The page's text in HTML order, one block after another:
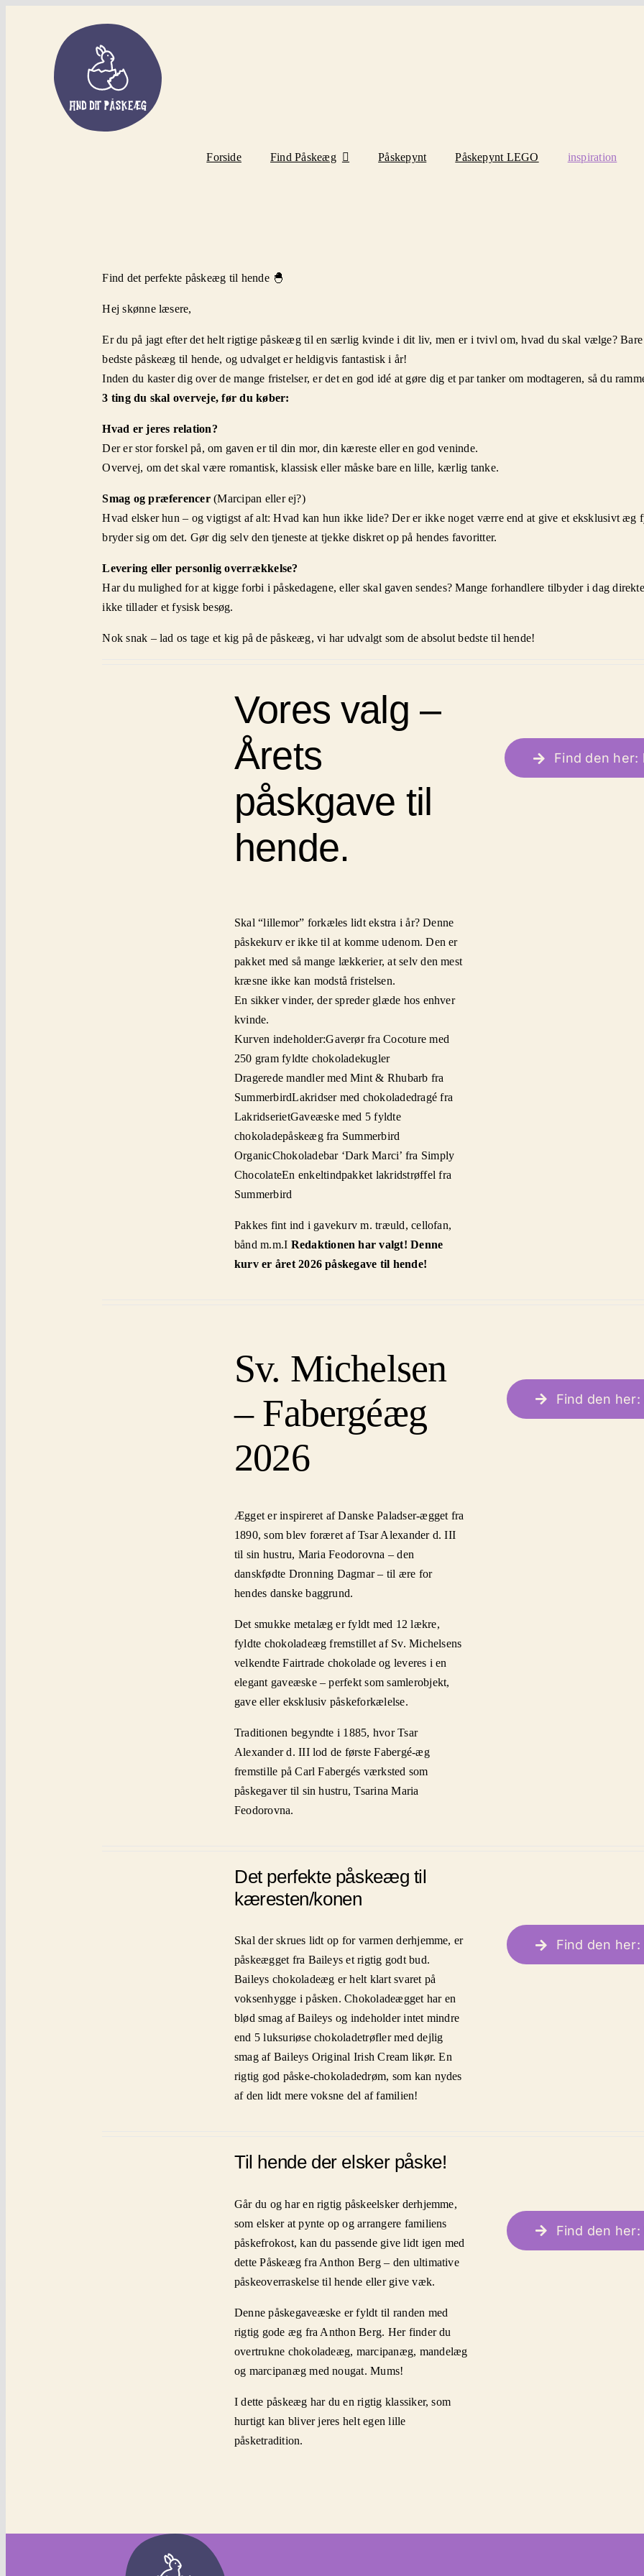
Forside Find Påskeæg Påskepynt Påskepynt LEGO inspiration
Find det perfekte påskeæg til hende 🐣
Hej skønne læsere,
Er du på jagt efter det helt rigtige påskeæg til en særlig kvinde i dit liv, men er i tvivl om, hvad du skal vælge?
bedste påskeæg til hende, og udvalget er heldigvis fantastisk i år!
Inden du kaster dig over de mange fristelser, er det en god idé at gøre dig et par tanker om modtageren, så du
3 ting du skal overveje, før du køber:
Hvad er jeres relation?
Der er stor forskel på, om gaven er til din mor, din kæreste eller en god veninde.
Overvej, om det skal være romantisk, klassisk eller måske bare en lille, kærlig tanke.
Smag og præferencer(Marcipan eller ej?)
Hvad elsker hun – og vigtigst af alt: Hvad kan hun ikke lide? Der er ikke noget værre end at give et eksklusivt æg
bryder sig om det. Gør dig selv den tjeneste at tjekke diskret op på hendes favoritter.
Levering eller personlig overrækkelse?
Har du mulighed for at kigge forbi i påskedagene, eller skal gaven sendes? Mange forhandlere tilbyder i dag
ikke tillader et fysisk besøg.
Nok snak – lad os tage et kig på de påskeæg, vi har udvalgt som de absolut bedste til hende!
Vores valg –
Årets
påskgave til
hende.
Skal “lillemor” forkæles lidt ekstra i år? Denne
påskekurv er ikke til at komme udenom. Den er
pakket med så mange lækkerier, at selv den mest
kræsne ikke kan modstå fristelsen.
En sikker vinder, der spreder glæde hos enhver
kvinde.
Kurven indeholder:Gaverør fra Cocoture med
250 gram fyldte chokoladekugler
Dragerede mandler med Mint & Rhubarb fra
SummerbirdLakridser med chokoladedragé fra
LakridserietGaveæske med 5 fyldte
chokoladepåskeæg fra Summerbird
OrganicChokoladebar ‘Dark Marci’ fra Simply
ChocolateEn enkeltindpakket lakridstrøffel fra
Summerbird
Pakkes fint ind i gavekurv m. træuld, cellofan,
bånd m.m.I Redaktionen har valgt! Denne
kurv er året 2026 påskegave til hende!
Find den her:
Sv. Michelsen
– Fabergéæg
2026
Ægget er inspireret af Danske Paladser-ægget fra
1890, som blev foræret af Tsar Alexander d. III
til sin hustru, Maria Feodorovna – den
danskfødte Dronning Dagmar – til ære for
hendes danske baggrund.
Det smukke metalæg er fyldt med 12 lækre,
fyldte chokoladeæg fremstillet af Sv. Michelsens
velkendte Fairtrade chokolade og leveres i en
elegant gaveæske – perfekt som samlerobjekt,
gave eller eksklusiv påskeforkælelse.
Traditionen begyndte i 1885, hvor Tsar
Alexander d. III lod de første Fabergé-æg
fremstille på Carl Fabergés værksted som
påskegaver til sin hustru, Tsarina Maria
Feodorovna.
Find den her:
Det perfekte påskeæg til
kæresten/konen
Skal der skrues lidt op for varmen derhjemme, er
påskeægget fra Baileys et rigtig godt bud.
Baileys chokoladeæg er helt klart svaret på
voksenhygge i påsken. Chokoladeægget har en
blød smag af Baileys og indeholder intet mindre
end 5 luksuriøse chokoladetrøfler med dejlig
smag af Baileys Original Irish Cream likør. En
rigtig god påske-chokoladedrøm, som kan nydes
af den lidt mere voksne del af familien!
Find den her:
Til hende der elsker påske!
Går du og har en rigtig påskeelsker derhjemme,
som elsker at pynte op og arrangere familiens
påskefrokost, kan du passende give lidt igen med
dette Påskeæg fra Anthon Berg – den ultimative
påskeoverraskelse til hende eller give væk.
Denne påskegaveæske er fyldt til randen med
rigtig gode æg fra Anthon Berg. Her finder du
overtrukne chokoladeæg, marcipanæg, mandelæg
og marcipanæg med nougat. Mums!
I dette påskeæg har du en rigtig klassiker, som
hurtigt kan bliver jeres helt egen lille
påsketradition.
Find den her: